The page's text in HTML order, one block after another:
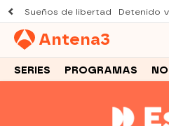
Sueños de libertad Detenido
Antena3
SERIES PROGRAMAS